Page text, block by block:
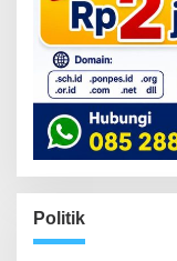
Politik